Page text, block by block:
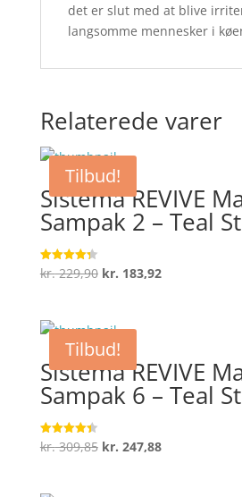
det er slut med at blive
langsomme mennesker i
Relaterede varer
Tilbud!
Sistema REVIVE
Sampak 2 – Teal
Vurderet
4.3
kr.229,90 Den
var:
kr. 229,90.
kr. 183,92Den
Tilbud!
Sistema REVIVE
Sampak 6 – Teal
Vurderet
4.4
kr.309,85 Den
kr. 247,88Den